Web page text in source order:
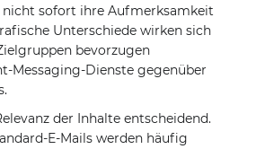
nicht sofort ihre Aufmerksamkeit
Unterschiede wirken sich
bevorzugen
Messaging-Dienste gegenüber
der Inhalte entscheidend.
E-Mails werden häufig